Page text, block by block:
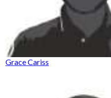
Grace Cariss